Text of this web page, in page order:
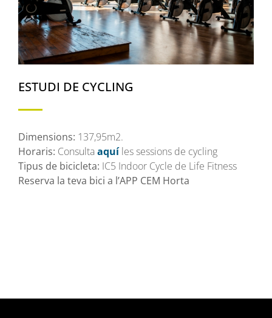
ESTUDI DE CYCLING
Dimensions: 137,95m2.
Horaris: Consultaaquíles sessions de cycling
Tipus de bicicleta: IC5 Indoor Cycle de Life Fitness
Reserva la teva bici a l’APP CEM Horta